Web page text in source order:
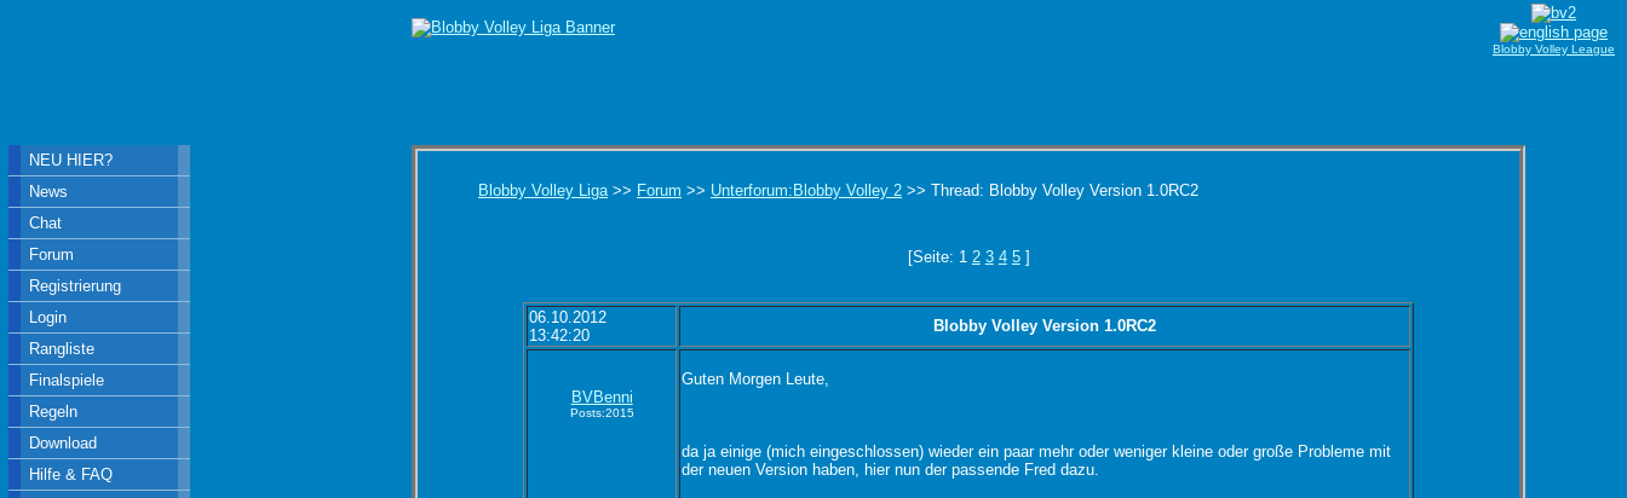
Blobby Volley Liga>> Forum >> Unterforum:Blobby Volley 2 >> Thread: Blobby Volley Version 1.0RC2
[Seite: 1 2 3 4 5]
06.10.2012
13:42:20
Blobby Volley Version 1.0RC2
BVBenni
Posts:2015
Guten Morgen Leute,
da ja einige (mich eingeschlossen) wieder ein paar mehr oder weniger kleine oder große Probleme mit
der neuen Version haben, hier nun der passende Fred dazu.
Blobby Volley League
NEU HIER?
News
Chat
Forum
Registrierung
Login
Rangliste
Finalspiele
Regeln
Download
Hilfe & FAQ